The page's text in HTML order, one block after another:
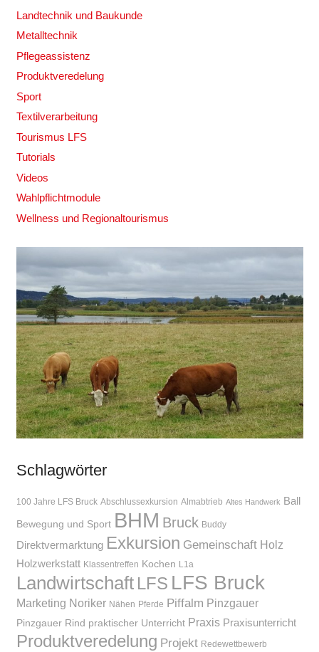
Landtechnik und Baukunde
Metalltechnik
Pflegeassistenz
Produktveredelung
Sport
Textilverarbeitung
Tourismus LFS
Tutorials
Videos
Wahlpflichtmodule
Wellness und Regionaltourismus
Schlagwörter
100 Jahre LFS Bruck Abschlussexkursion Almabtrieb Altes Handwerk Ball
Bewegung und Sport BHM Bruck Buddy
Direktvermarktung Exkursion Gemeinschaft Holz
Holzwerkstatt Klassentreffen Kochen L1a
Landwirtschaft LFS LFS Bruck
Marketing Noriker Nähen Pferde Piffalm Pinzgauer
Pinzgauer Rind praktischer Unterricht Praxis Praxisunterricht
Produktveredelung Projekt Redewettbewerb